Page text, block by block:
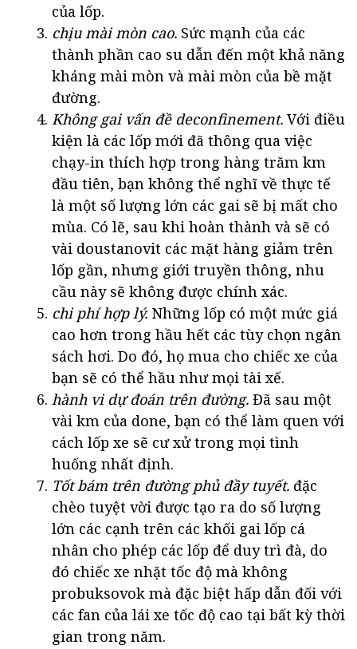
của lốp.
chịu mài mòn cao. Sức mạnh của các
thành phần cao su dẫn đến một khả năng
kháng mài mòn và mài mòn của bề mặt
đường.
Không gai vấn đề deconfinement. Với điều
kiện là các lốp mới đã thông qua việc
chạy-in thích hợp trong hàng trăm km
đầu tiên, bạn không thể nghĩ về thực tế
là một số lượng lớn các gai sẽ bị mất cho
mùa. Có lẽ, sau khi hoàn thành và sẽ có
vài doustanovit các mặt hàng giảm trên
lốp gần, nhưng giới truyền thông, nhu
cầu này sẽ không được chính xác.
chi phí hợp lý.Những lốp có một mức giá
cao hơn trong hầu hết các tùy chọn ngân
sách hơi. Do đó, họ mua cho chiếc xe của
bạn sẽ có thể hầu như mọi tài xế.
hành vi dự đoán trên đường. Đã sau một
vài km của done, bạn có thể làm quen với
cách lốp xe sẽ cư xử trong mọi tình
huống nhất định.
Tốt bám trên đường phủ đầy tuyết. đặc
chèo tuyệt vời được tạo ra do số lượng
lớn các cạnh trên các khối gai lốp cá
nhân cho phép các lốp để duy trì đà, do
đó chiếc xe nhặt tốc độ mà không
probuksovok mà đặc biệt hấp dẫn đối với
các fan của lái xe tốc độ cao tại bất kỳ thời
gian trong năm.